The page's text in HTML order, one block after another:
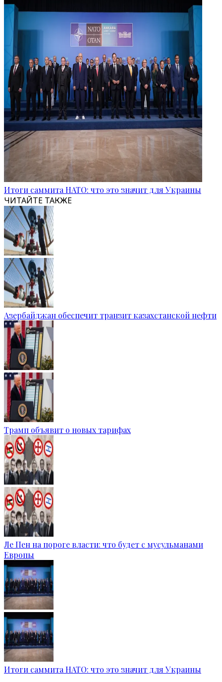
Итоги саммита НАТО: что это значит для Украины
ЧИТАЙТЕ ТАКЖЕ
Азербайджан обеспечит транзит казахстанской нефти
Трамп объявит о новых тарифах
Ле Пен на пороге власти: что будет с мусульманами
Европы
Итоги саммита НАТО: что это значит для Украины